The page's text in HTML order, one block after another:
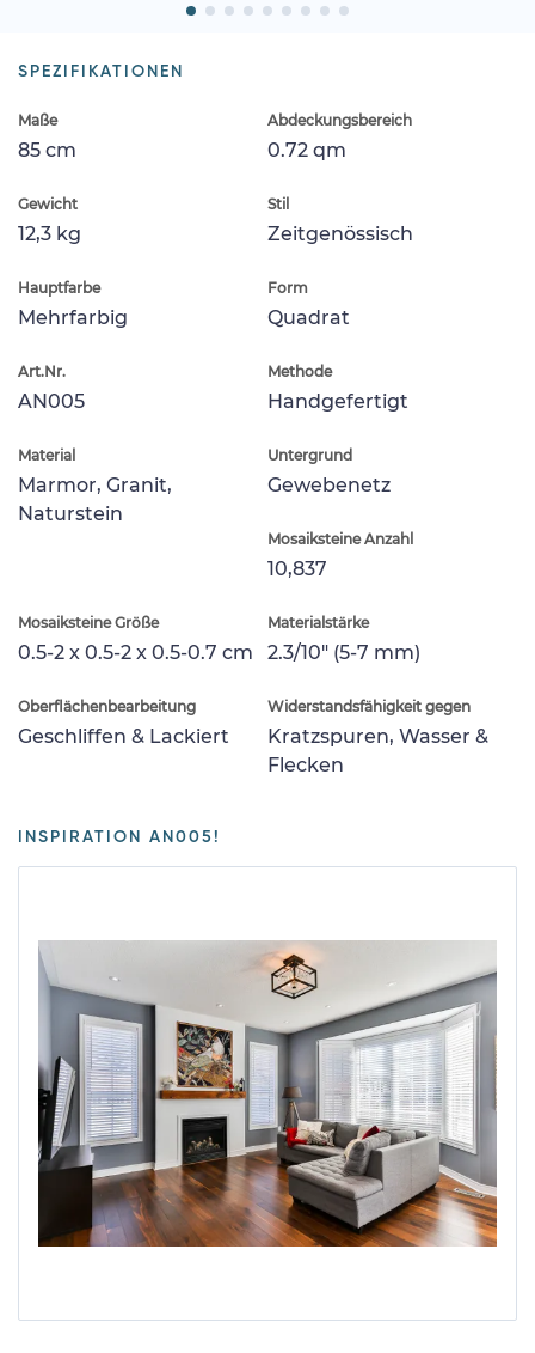
SPEZIFIKATIONEN
Maße
85 cm
Abdeckungsbereich
0.72 qm
Gewicht
12,3 kg
Stil
Zeitgenössisch
Hauptfarbe
Mehrfarbig
Form
Quadrat
Art.Nr.
AN005
Methode
Handgefertigt
Material
Marmor, Granit,
Naturstein
Untergrund
Gewebenetz
Mosaiksteine Anzahl
10,837
Mosaiksteine Größe
0.5-2 x 0.5-2 x 0.5-0.7 cm
Materialstärke
2.3/10" (5-7 mm)
Oberflächenbearbeitung
Geschliffen & Lackiert
Widerstandsfähigkeit gegen
Kratzspuren, Wasser &
Flecken
INSPIRATION AN005!